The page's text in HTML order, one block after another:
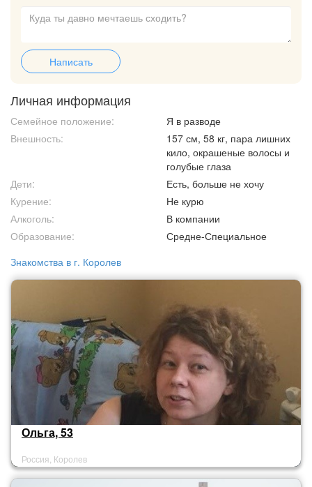
Написать
Личная информация
Семейное положение:
Я в разводе
Внешность:
157 см, 58 кг, пара лишних
кило, окрашеные волосы и
голубые глаза
Дети:
Есть, больше не хочу
Курение:
Не курю
Алкоголь:
В компании
Образование:
Средне-Специальное
Знакомства в г. Королев
Ольга, 53
Россия, Королев